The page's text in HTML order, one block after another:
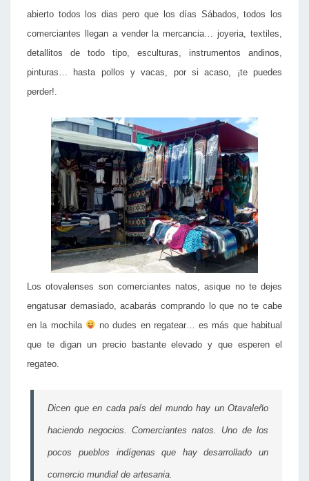
abierto todos los dias pero que los días Sábados, todos los
comerciantes llegan a vender la mercancia… joyeria, textiles,
detallitos de todo tipo, esculturas, instrumentos andinos,
pinturas… hasta pollos y vacas, por si acaso, ¡te puedes
perder!.
Los otovalenses son comerciantes natos, asique no te dejes
engatusar demasiado, acabarás comprando lo que no te cabe
en la mochila
no dudes en regatear… es más que habitual
que te digan un precio bastante elevado y que esperen el
regateo.
Dicen que en cada país del mundo hay un Otavaleño
haciendo negocios. Comerciantes natos. Uno de los
pocos pueblos indígenas que hay desarrollado un
comercio mundial de artesania.